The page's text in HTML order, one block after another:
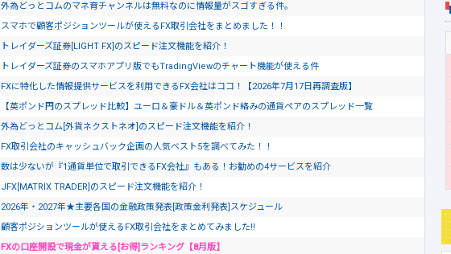
外為どっとコムのマネ育チャンネルは無料なのに情報量がスゴすぎる件。
スマホで顧客ポジションツールが使えるFX取引会社をまとめました！！
トレイダーズ証券[LIGHT FX]のスピード注文機能を紹介！
トレイダーズ証券のスマホアプリ版でもTradingViewのチャート機能が使える件
FXに特化した情報提供サービスを利用できるFX会社はココ！【2026年7月17日再調査版】
【英ポンド円のスプレッド比較】ユーロ＆豪ドル＆英ポンド絡みの通貨ペアのスプレッド一覧
外為どっとコム[外貨ネクストネオ]のスピード注文機能を紹介！
FX取引会社のキャッシュバック企画の人気ベスト5を調べてみた！！
数は少ないが『1通貨単位で取引できるFX会社』もある！お勧めの4サービスを紹介
JFX[MATRIX TRADER]のスピード注文機能を紹介！
2026年・2027年★主要各国の金融政策発表[政策金利発表]スケジュール
顧客ポジションツールが使えるFX取引会社をまとめてみました!!
FXの口座開設で現金が貰える[お得]ランキング【8月版】